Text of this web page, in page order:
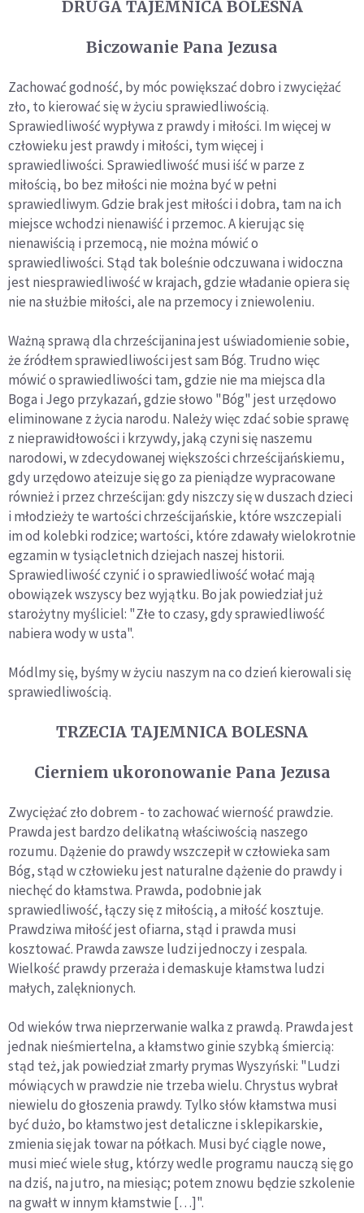
DRUGA TAJEMNICA BOLESNA
Biczowanie Pana Jezusa
Zachować godność, by móc powiększać dobro i zwyciężać
zło, to kierować się w życiu sprawiedliwością.
Sprawiedliwość wypływa z prawdy i miłości. Im więcej w
człowieku jest prawdy i miłości, tym więcej i
sprawiedliwości. Sprawiedliwość musi iść w parze z
miłością, bo bez miłości nie można być w pełni
sprawiedliwym. Gdzie brak jest miłości i dobra, tam na ich
miejsce wchodzi nienawiść i przemoc. A kierując się
nienawiścią i przemocą, nie można mówić o
sprawiedliwości. Stąd tak boleśnie odczuwana i widoczna
jest niesprawiedliwość w krajach, gdzie władanie opiera się
nie na służbie miłości, ale na przemocy i zniewoleniu.
Ważną sprawą dla chrześcijanina jest uświadomienie sobie,
że źródłem sprawiedliwości jest sam Bóg. Trudno więc
mówić o sprawiedliwości tam, gdzie nie ma miejsca dla
Boga i Jego przykazań, gdzie słowo "Bóg" jest urzędowo
eliminowane z życia narodu. Należy więc zdać sobie sprawę
z nieprawidłowości i krzywdy, jaką czyni się naszemu
narodowi, w zdecydowanej większości chrześcijańskiemu,
gdy urzędowo ateizuje się go za pieniądze wypracowane
również i przez chrześcijan: gdy niszczy się w duszach dzieci
i młodzieży te wartości chrześcijańskie, które wszczepiali
im od kolebki rodzice; wartości, które zdawały wielokrotnie
egzamin w tysiącletnich dziejach naszej historii.
Sprawiedliwość czynić i o sprawiedliwość wołać mają
obowiązek wszyscy bez wyjątku. Bo jak powiedział już
starożytny myśliciel: "Złe to czasy, gdy sprawiedliwość
nabiera wody w usta".
Módlmy się, byśmy w życiu naszym na co dzień kierowali się
sprawiedliwością.
TRZECIA TAJEMNICA BOLESNA
Cierniem ukoronowanie Pana Jezusa
Zwyciężać zło dobrem - to zachować wierność prawdzie.
Prawda jest bardzo delikatną właściwością naszego
rozumu. Dążenie do prawdy wszczepił w człowieka sam
Bóg, stąd w człowieku jest naturalne dążenie do prawdy i
niechęć do kłamstwa. Prawda, podobnie jak
sprawiedliwość, łączy się z miłością, a miłość kosztuje.
Prawdziwa miłość jest ofiarna, stąd i prawda musi
kosztować. Prawda zawsze ludzi jednoczy i zespala.
Wielkość prawdy przeraża i demaskuje kłamstwa ludzi
małych, zalęknionych.
Od wieków trwa nieprzerwanie walka z prawdą. Prawda jest
jednak nieśmiertelna, a kłamstwo ginie szybką śmiercią:
stąd też, jak powiedział zmarły prymas Wyszyński: "Ludzi
mówiących w prawdzie nie trzeba wielu. Chrystus wybrał
niewielu do głoszenia prawdy. Tylko słów kłamstwa musi
być dużo, bo kłamstwo jest detaliczne i sklepikarskie,
zmienia się jak towar na półkach. Musi być ciągle nowe,
musi mieć wiele sług, którzy wedle programu nauczą się go
na dziś, na jutro, na miesiąc; potem znowu będzie szkolenie
na gwałt w innym kłamstwie […]".